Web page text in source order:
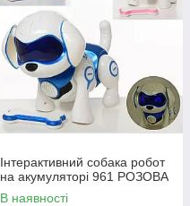
Інтерактивний собака робот
на акумуляторі 961 РОЗОВА
В наявності